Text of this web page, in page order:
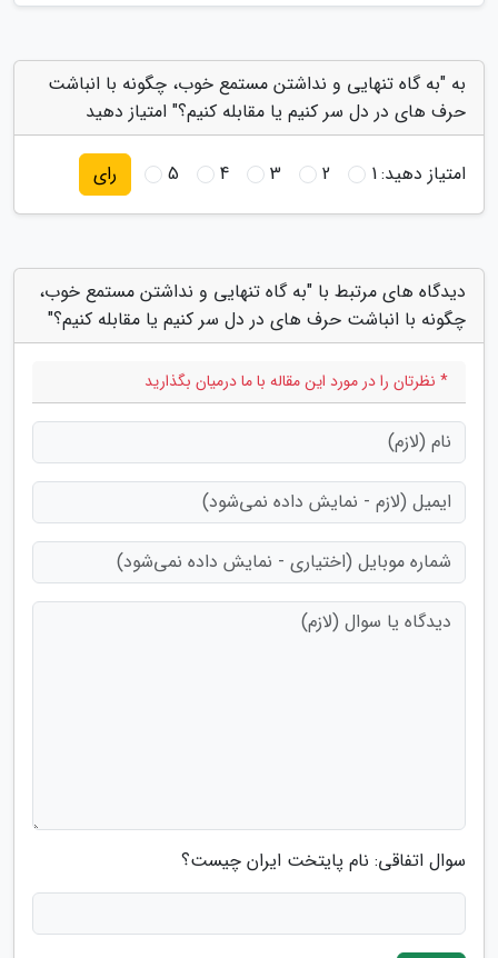
به "به گاه تنهایی و نداشتن مستمع خوب، چگونه با انباشت
حرف های در دل سر کنیم یا مقابله کنیم؟" امتیاز دهید
امتیاز دهید:1
2
3
4
5 رای
دیدگاه های مرتبط با "به گاه تنهایی و نداشتن مستمع خوب،
چگونه با انباشت حرف های در دل سر کنیم یا مقابله کنیم؟"
* نظرتان را در مورد این مقاله با ما درمیان بگذارید
سوال اتفاقی: نام پایتخت ایران چیست؟